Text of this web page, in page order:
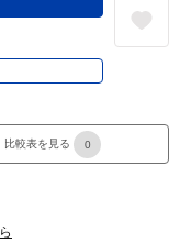
比較表を見る 0